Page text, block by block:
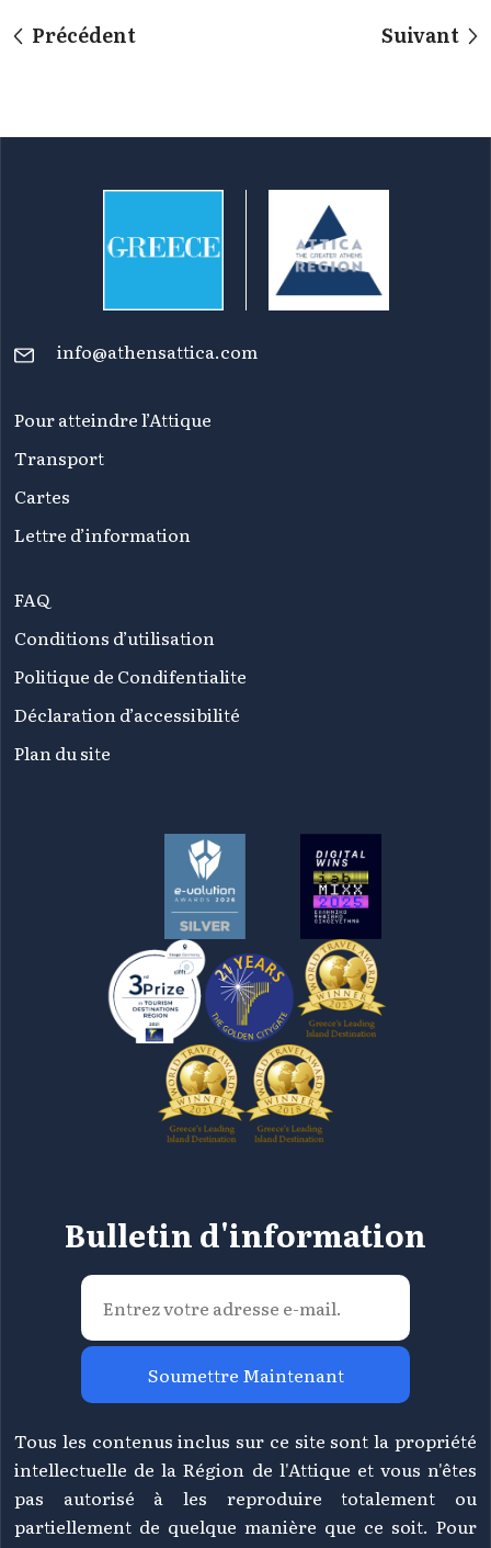
Précédent Suivant
info@athensattica.com
Pour atteindre l’Attique
Transport
Cartes
Lettre d’information
FAQ
Conditions d’utilisation
Politique de Condifentialite
Déclaration d’accessibilité
Plan du site
Bulletin d'information
Soumettre Maintenant
Tous les contenus inclus sur ce site sont la propriété
intellectuelle de la Région de l'Attique et vous n'êtes
pas autorisé à les reproduire totalement ou
partiellement de quelque manière que ce soit. Pour